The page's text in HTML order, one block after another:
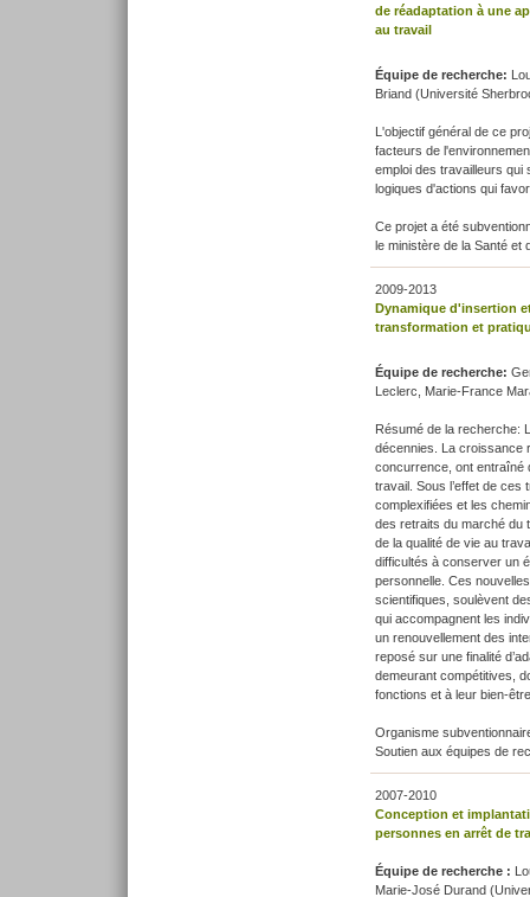
de réadaptation à une
au travail
Équipe de recherche:
Briand (Université
L'objectif général de ce
facteurs de
emploi des travailleurs qui
logiques d'actions qui
Ce projet a été
le ministère de la Santé et
2009-2013
Dynamique d'insertion
transformation et
Équipe de recherche:
Leclerc, Marie-France
Résumé de la recherche:
décennies. La croissance
concurrence, ont entraîné
travail. Sous l’effet de ces
complexifiées et les
des retraits du marché du
de la qualité de vie au
difficultés à conserver un
personnelle. Ces
scientifiques, soulèvent
qui accompagnent les
un renouvellement des
reposé sur une finalité
demeurant compétitives,
fonctions et à leur bien-
Organisme
Soutien aux équipes de
2007-2010
Conception et
personnes en arrêt de
Équipe de recherche :
Marie-José Durand